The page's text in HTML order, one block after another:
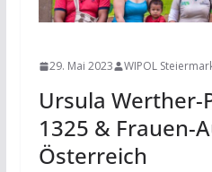
29. Mai 2023 WIPOL
Ursula Werther-
1325 & Frauen-
Österreich